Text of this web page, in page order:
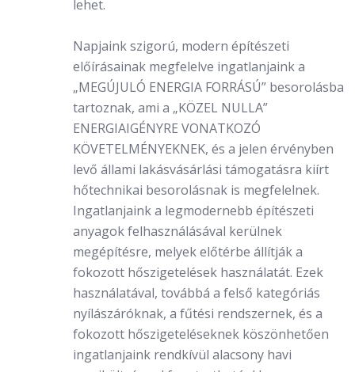
lehet.
Napjaink szigorú, modern építészeti
előírásainak megfelelve ingatlanjaink a
„MEGÚJULÓ ENERGIA FORRÁSÚ” besorolásba
tartoznak, ami a „KÖZEL NULLA”
ENERGIAIGÉNYRE VONATKOZÓ
KÖVETELMÉNYEKNEK, és a jelen érvényben
levő állami lakásvásárlási támogatásra kiírt
hőtechnikai besorolásnak is megfelelnek.
Ingatlanjaink a legmodernebb építészeti
anyagok felhasználásával kerülnek
megépítésre, melyek előtérbe állítják a
fokozott hőszigetelések használatát. Ezek
használatával, továbbá a felső kategóriás
nyílászáróknak, a fűtési rendszernek, és a
fokozott hőszigeteléseknek köszönhetően
ingatlanjaink rendkívül alacsony havi